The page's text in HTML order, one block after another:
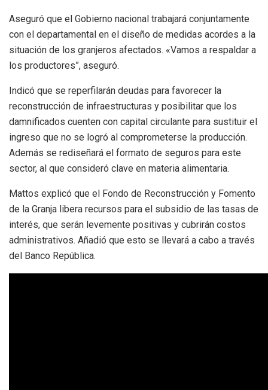
Aseguró que el Gobierno nacional trabajará conjuntamente
con el departamental en el diseño de medidas acordes a la
situación de los granjeros afectados. «Vamos a respaldar a
los productores”, aseguró.
Indicó que se reperfilarán deudas para favorecer la
reconstrucción de infraestructuras y posibilitar que los
damnificados cuenten con capital circulante para sustituir el
ingreso que no se logró al comprometerse la producción.
Además se rediseñará el formato de seguros para este
sector, al que consideró clave en materia alimentaria.
Mattos explicó que el Fondo de Reconstrucción y Fomento
de la Granja libera recursos para el subsidio de las tasas de
interés, que serán levemente positivas y cubrirán costos
administrativos. Añadió que esto se llevará a cabo a través
del Banco República.